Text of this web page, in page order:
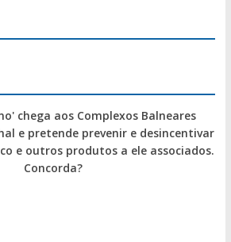
chega aos Complexos Balneares
e pretende prevenir e desincentivar
e outros produtos a ele associados.
Concorda?